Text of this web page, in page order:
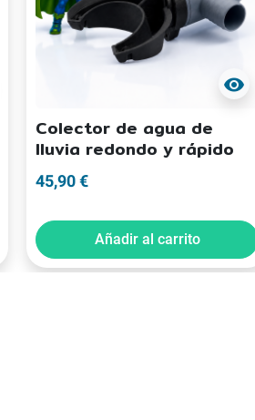
visibility
Colector de agua de
lluvia redondo y rápido
45,90 €
Añadir al carrito